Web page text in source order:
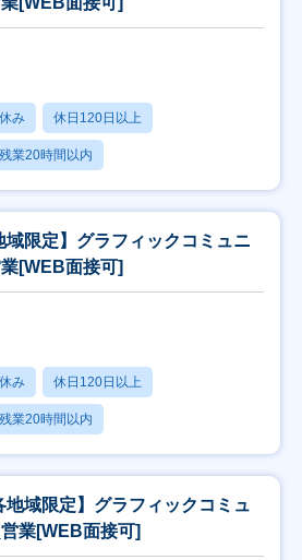
み 休日120日以上
業20時間以内
域限定】グラフィックコミュニ
[WEB面接可]
み 休日120日以上
業20時間以内
地域限定】グラフィックコミュ
業[WEB面接可]